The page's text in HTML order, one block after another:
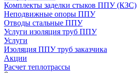
Комплекты заделки стыков ППУ (КЗС)
Неподвижные опоры ППУ
Отводы стальные ППУ
Услуги изоляция труб ППУ
Услуги
Изоляция ППУ труб заказчика
Акции
Расчет теплотрассы